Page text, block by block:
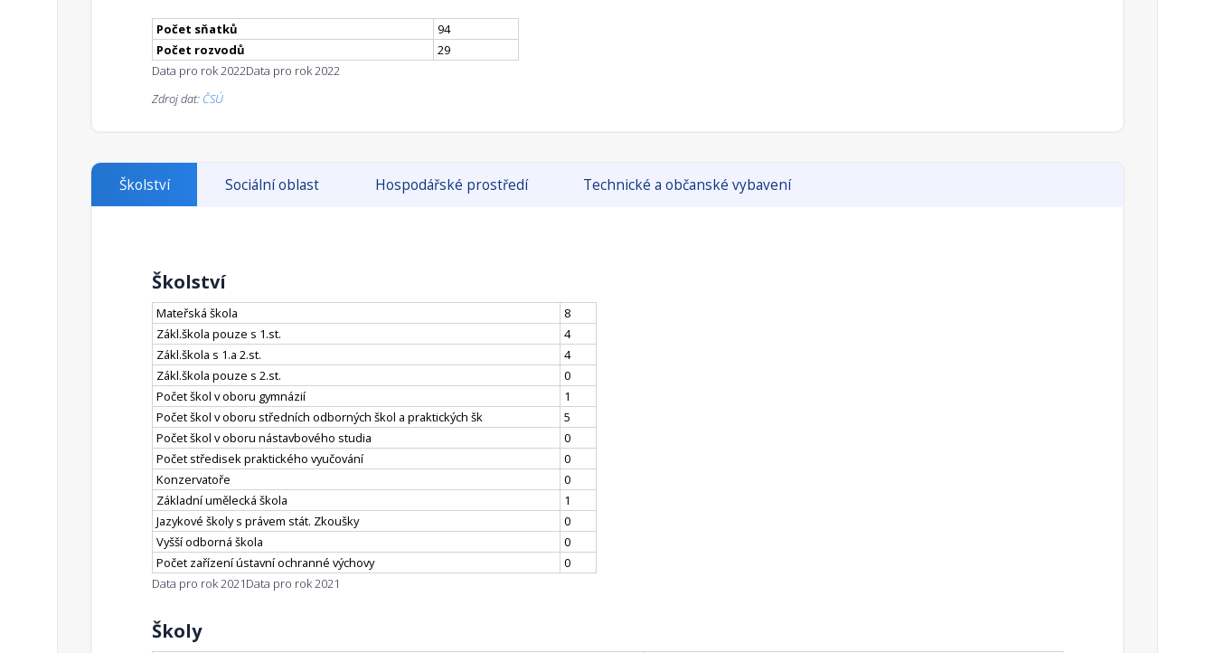
Počet sňatků
94
Počet rozvodů
29
Data pro rok 2022Data pro rok 2022
Zdroj dat: ČSÚ
Školství Sociální oblast Hospodářské prostředí Technické a občanské vybavení
Školství
Mateřská škola
8
Zákl.škola pouze s 1.st.
4
Zákl.škola s 1.a 2.st.
4
Zákl.škola pouze s 2.st.
0
Počet škol v oboru gymnázií
1
Počet škol v oboru středních odborných škol a praktických šk
5
Počet škol v oboru nástavbového studia
0
Počet středisek praktického vyučování
0
Konzervatoře
0
Základní umělecká škola
1
Jazykové školy s právem stát. Zkoušky
0
Vyšší odborná škola
0
Počet zařízení ústavní ochranné výchovy
0
Data pro rok 2021Data pro rok 2021
Školy